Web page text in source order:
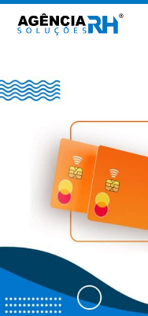
para
conteúdo